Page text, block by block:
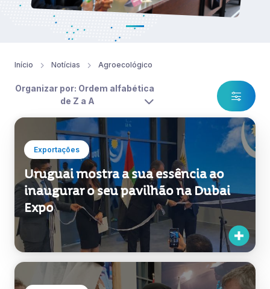
Início Notícias Agroecológico
Organizar por: Ordem alfabética
de Z a A
Exportações
Uruguai mostra a sua essência ao
inaugurar o seu pavilhão na Dubai
Expo